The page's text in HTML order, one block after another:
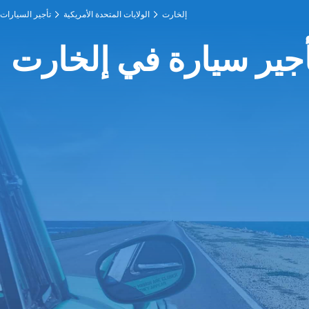
تأجير السيارات الولايات المتحدة الأمريكية إلخارت
سيارة في إلخارت